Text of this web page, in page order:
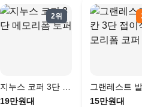
2위
지누스 코퍼 3단 메
모리폼 토퍼
19만원대
3위
그랜레스트 발칸
단 접이식 메모
15만원대